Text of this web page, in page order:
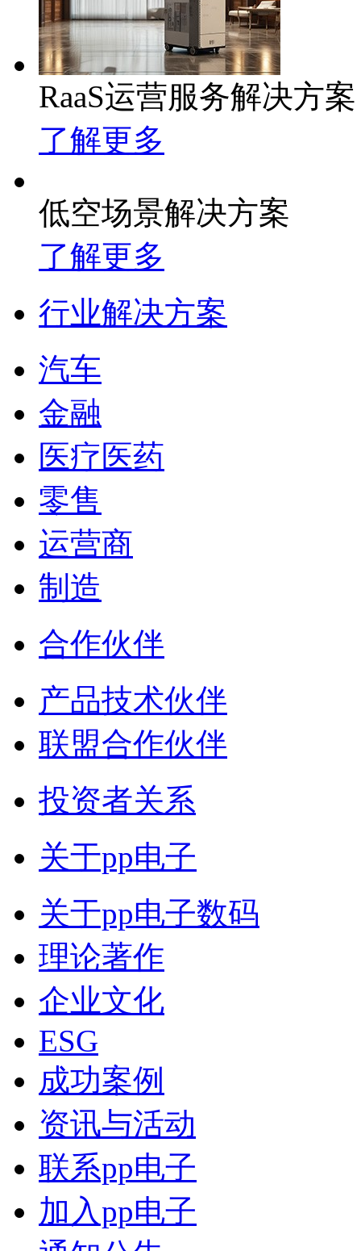
RaaS运营服务解决方案
了解更多
低空场景解决方案
了解更多
行业解决方案
汽车
金融
医疗医药
零售
运营商
制造
合作伙伴
产品技术伙伴
联盟合作伙伴
投资者关系
关于pp电子
关于pp电子数码
理论著作
企业文化
ESG
成功案例
资讯与活动
联系pp电子
加入pp电子